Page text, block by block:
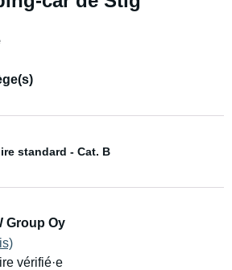
standard - Cat. B
Group Oy
vérifié·e